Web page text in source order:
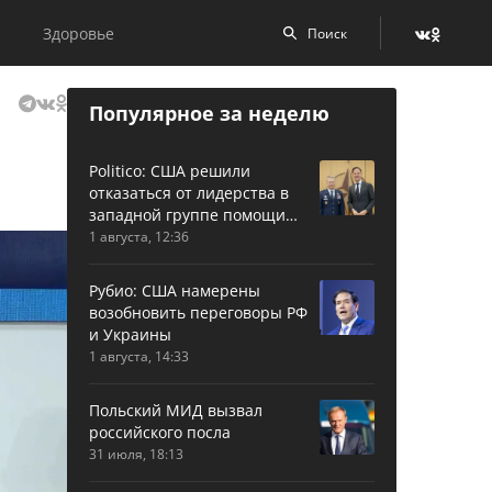
Здоровье
Популярное за неделю
Politico: США решили
отказаться от лидерства в
западной группе помощи
Украине
1 августа, 12:36
Рубио: США намерены
возобновить переговоры РФ
и Украины
1 августа, 14:33
Польский МИД вызвал
российского посла
31 июля, 18:13